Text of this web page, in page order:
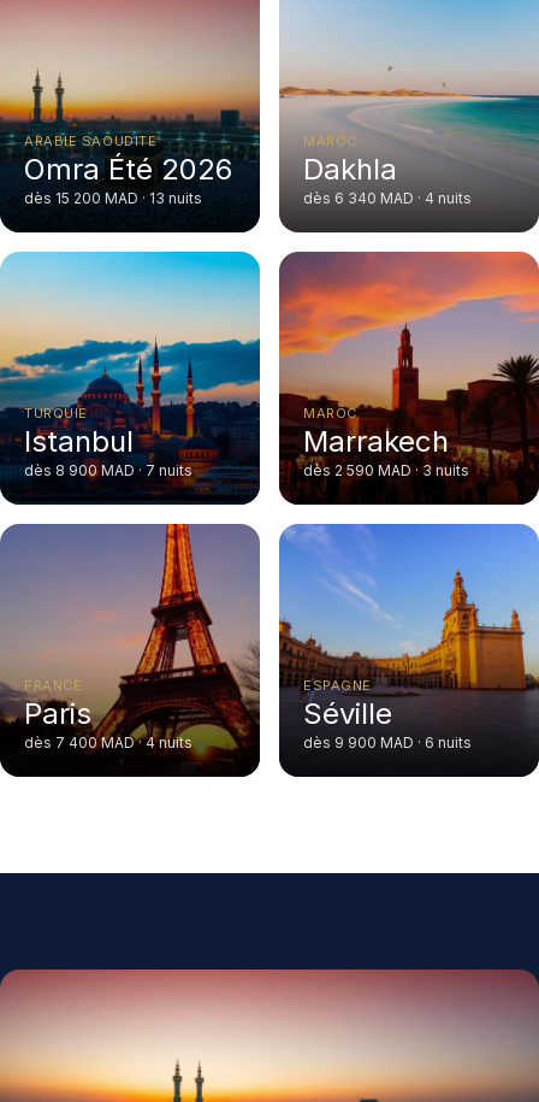
ARABIE SAOUDITE
Omra Été 2026
dès 15 200 MAD · 13 nuits
MAROC
Dakhla
dès 6 340 MAD · 4 nuits
TURQUIE
Istanbul
dès 8 900 MAD · 7 nuits
MAROC
Marrakech
dès 2 590 MAD · 3 nuits
FRANCE
Paris
dès 7 400 MAD · 4 nuits
ESPAGNE
Séville
dès 9 900 MAD · 6 nuits